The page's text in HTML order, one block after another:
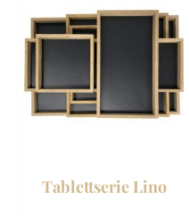
Tablettserie Lino
auf.